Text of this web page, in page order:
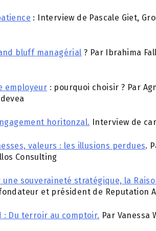
: Interview de Pascale Giet,
bluff managérial ? Par Ibrahima
employeur : pourquoi choisir ? Par
horitonzal. Interview de
valeurs : les illusions perdues.
Consulting
souveraineté stratégique, la
et président de Reputation
: Du terroir au comptoir. Par Vanessa